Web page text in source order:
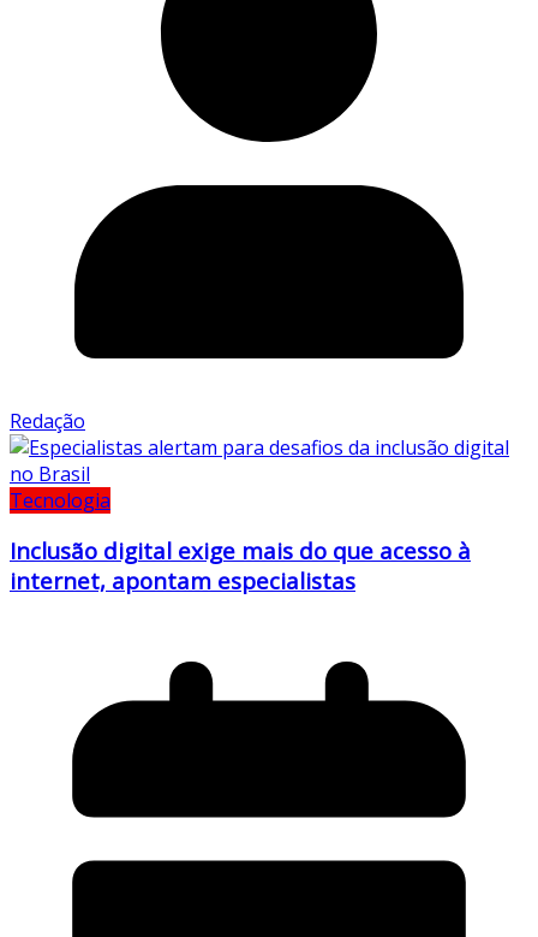
Redação
Tecnologia
Inclusão digital exige mais do que acesso à
internet, apontam especialistas